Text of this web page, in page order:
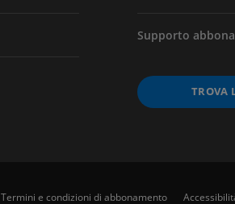
Supporto
TROVA
Termini e condizioni di abbonamento